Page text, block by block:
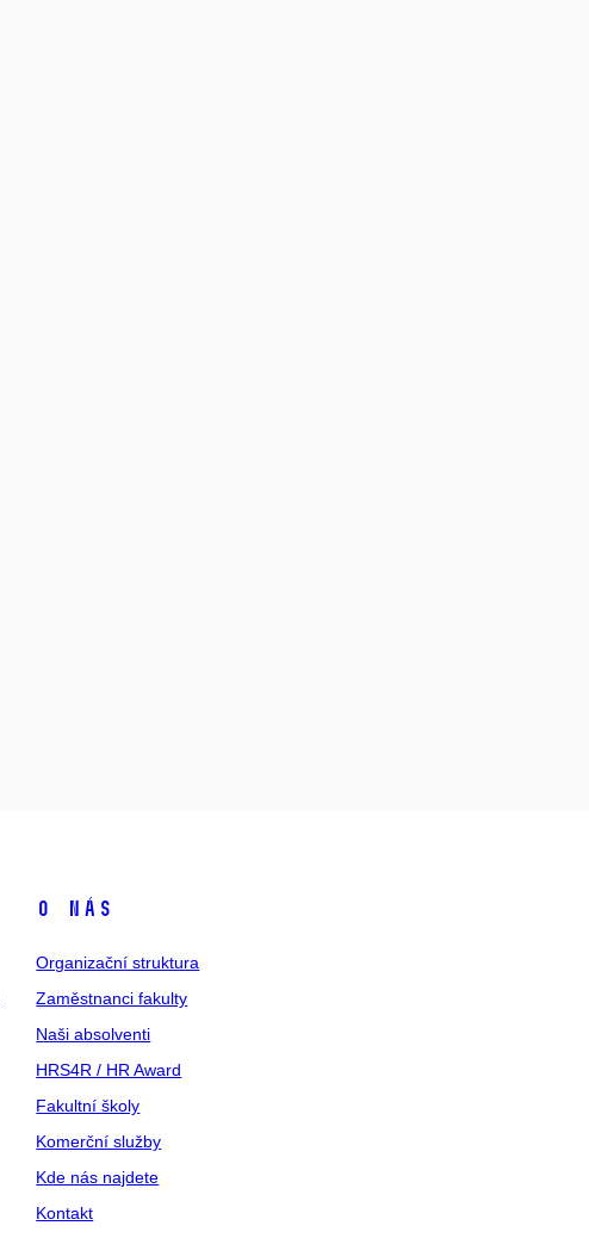
O nás
Organizační struktura
Zaměstnanci fakulty
Naši absolventi
HRS4R / HR Award
Fakultní školy
Komerční služby
Kde nás najdete
Kontakt